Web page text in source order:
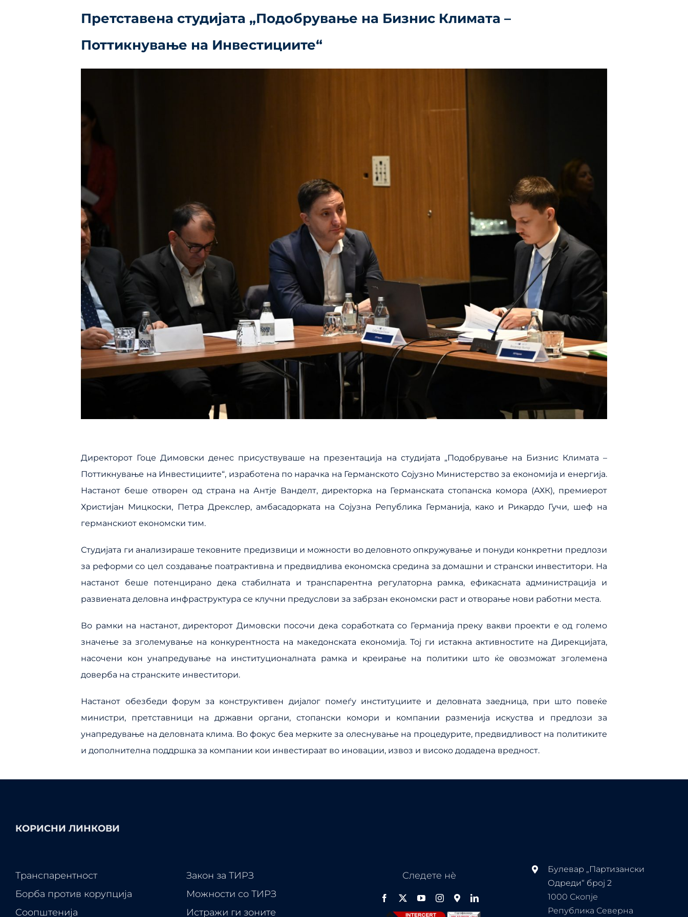
Претставена студијата „Подобрување на Бизнис Климата –
Поттикнување на Инвестициите“
Директорот Гоце Димовски денес присуствуваше на презентација на студијата „Подобрување на Бизнис Климата –
Поттикнување на Инвестициите“, изработена по нарачка на Германското Сојузно Министерство за економија и енергија.
Настанот беше отворен од страна на Антје Ванделт, директорка на Германската стопанска комора (АХК), премиерот
Христијан Мицкоски, Петра Дрекслер, амбасадорката на Сојузна Република Германија, како и Рикардо Гучи, шеф на
германскиот економски тим.
Студијата ги анализираше тековните предизвици и можности во деловното опкружување и понуди конкретни предлози
за реформи со цел создавање поатрактивна и предвидлива економска средина за домашни и странски инвеститори. На
настанот беше потенцирано дека стабилната и транспарентна регулаторна рамка, ефикасната администрација и
развиената деловна инфраструктура се клучни предуслови за забрзан економски раст и отворање нови работни места.
Во рамки на настанот, директорот Димовски посочи дека соработката со Германија преку вакви проекти е од големо
значење за зголемување на конкурентноста на македонската економија. Тој ги истакна активностите на Дирекцијата,
насочени кон унапредување на институционалната рамка и креирање на политики што ќе овозможат зголемена
доверба на странските инвеститори.
Настанот обезбеди форум за конструктивен дијалог помеѓу институциите и деловната заедница, при што повеќе
министри, претставници на државни органи, стопански комори и компании разменија искуства и предлози за
унапредување на деловната клима. Во фокус беа мерките за олеснување на процедурите, предвидливост на политиките
и дополнителна поддршка за компании кои инвестираат во иновации, извоз и високо додадена вредност.
КОРИСНИ ЛИНКОВИ
Транспарентност
Борба против корупција
Соопштенија
Закон за ТИРЗ
Можности со ТИРЗ
Истражи ги зоните
Следете нѐ
Булевар „Партизански
Одреди“ број 2
1000 Скопје
Република Северна